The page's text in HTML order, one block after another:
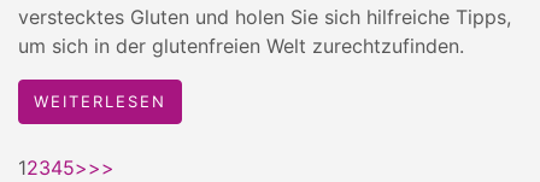
verstecktes Gluten und holen Sie sich hilfreiche Tipps,
um sich in der glutenfreien Welt zurechtzufinden.
WEITERLESEN
12345>>>